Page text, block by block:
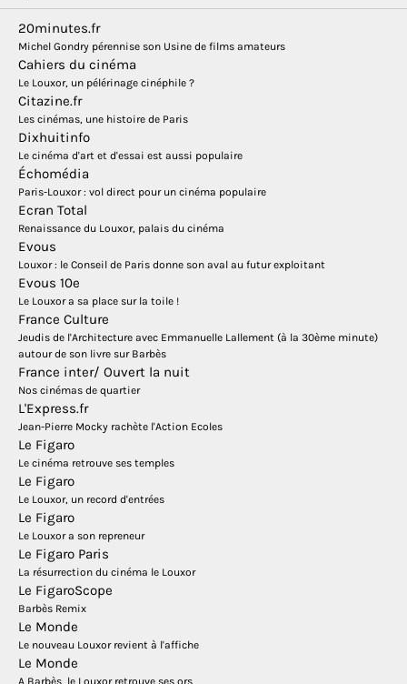
20minutes.fr
Michel Gondry pérennise son Usine de films amateurs
Cahiers du cinéma
Le Louxor, un pélérinage cinéphile ?
Citazine.fr
Les cinémas, une histoire de Paris
Dixhuitinfo
Le cinéma d'art et d'essai est aussi populaire
Échomédia
Paris-Louxor : vol direct pour un cinéma populaire
Ecran Total
Renaissance du Louxor, palais du cinéma
Evous
Louxor : le Conseil de Paris donne son aval au futur exploitant
Evous 10e
Le Louxor a sa place sur la toile !
France Culture
Jeudis de l'Architecture avec Emmanuelle Lallement (à la 30ème minute)
autour de son livre sur Barbès
France inter/ Ouvert la nuit
Nos cinémas de quartier
L'Express.fr
Jean-Pierre Mocky rachète l'Action Ecoles
Le Figaro
Le cinéma retrouve ses temples
Le Figaro
Le Louxor, un record d'entrées
Le Figaro
Le Louxor a son repreneur
Le Figaro Paris
La résurrection du cinéma le Louxor
Le FigaroScope
Barbès Remix
Le Monde
Le nouveau Louxor revient à l'affiche
Le Monde
A Barbès, le Louxor retrouve ses ors